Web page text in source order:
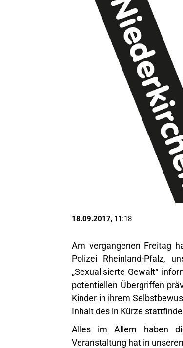
18.09.2017, 11:18
Am vergangenen Freitag
Polizei Rheinland-Pfalz,
„Sexualisierte Gewalt“
potentiellen Übergriffen
Kinder in ihrem
Inhalt des in Kürze
Alles im Allem haben
Veranstaltung hat in